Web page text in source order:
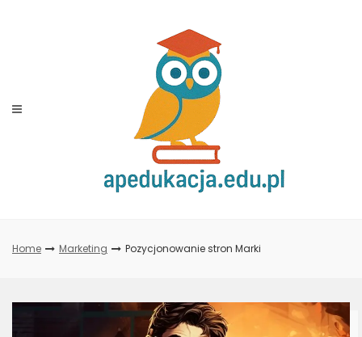
Home Marketing Pozycjonowanie stron Marki